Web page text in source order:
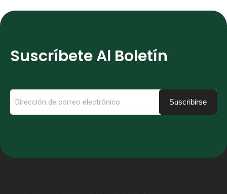
Suscríbete Al Boletín
Suscribirse